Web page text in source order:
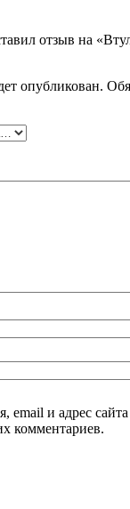
отзыв на
опубликован.
email и адрес сайта
комментариев.